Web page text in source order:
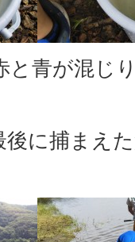
と青が混じ
後に捕まえ